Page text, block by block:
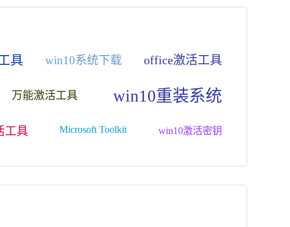
具 win10系统下载 office激活工具
万能激活工具 win10重装系统
工具 Microsoft Toolkit win10激活密钥